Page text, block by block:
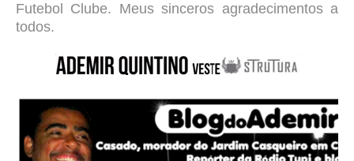
Futebol Clube. Meus sinceros agradecimentos a
todos.